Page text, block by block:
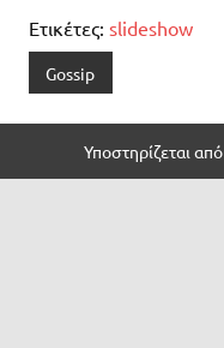
Ετικέτες: slideshow
Gossip
Υποστηρίζεται από